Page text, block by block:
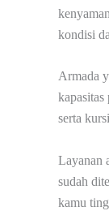
kondisi
Armada
serta
Layanan
sudah
kamu